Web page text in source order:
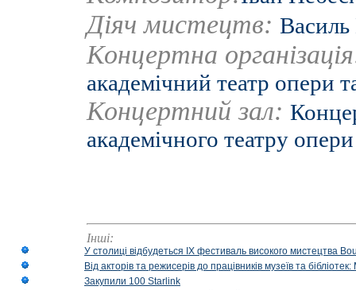
Діяч мистецтв:
Концертна
академічний театр опери
Концертний зал:
академічного театру
Інші:
У столиці відбудеться IX фестиваль високого мистецтва
Від акторів та режисерів до працівників музеїв та
Закупили 100 Starlink